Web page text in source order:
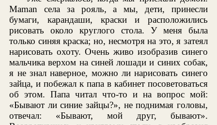
Maman села за рояль, а мы, дети, принесли
бумаги, карандаши, краски и расположились
рисовать около круглого стола. У меня была
только синяя краска; но, несмотря на это, я затеял
нарисовать охоту. Очень живо изобразив синего
мальчика верхом на синей лошади и синих собак,
я не знал наверное, можно ли нарисовать синего
зайца, и побежал к папа в кабинет посоветоваться
об этом. Папа читал что-то и на вопрос мой:
«Бывают ли синие зайцы?», не поднимая головы,
отвечал: «Бывают, мой друг, бывают».